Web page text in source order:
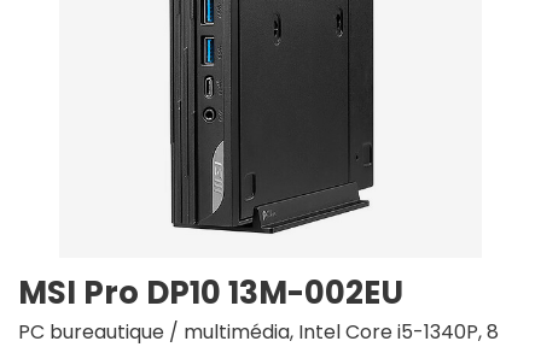
MSI Pro DP10 13M-002EU
PC bureautique / multimédia, Intel Core i5-1340P, 8